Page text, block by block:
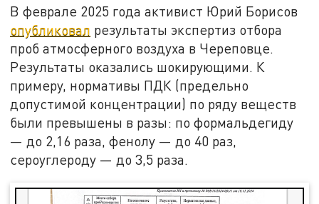
В феврале 2025 года активист Юрий Борисов
опубликовал результаты экспертиз отбора
проб атмосферного воздуха в Череповце.
Результаты оказались шокирующими. К
примеру, нормативы ПДК (предельно
допустимой концентрации) по ряду веществ
были превышены в разы: по формальдегиду
— до 2,16 раза, фенолу — до 40 раз,
сероуглероду — до 3,5 раза.